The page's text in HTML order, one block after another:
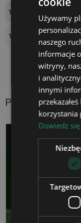
Wymiary tablicy
Wysokość
Produkty z
Używamy
naszego
informacje
witryny,
i
innymi
korzystania
Dowiedz